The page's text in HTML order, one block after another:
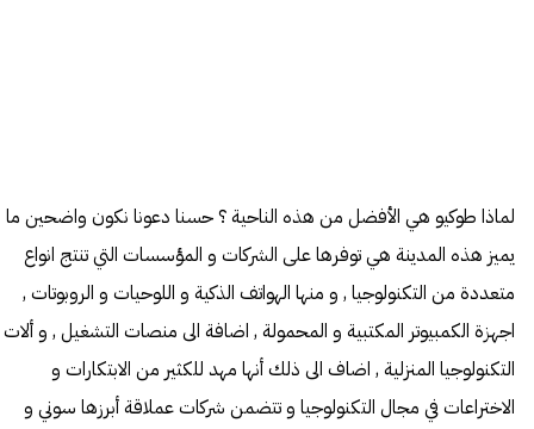
لماذا طوكيو هي الأفضل من هذه الناحية ؟ حسنا دعونا نكون واضحين ما
يميز هذه المدينة هي توفرها على الشركات و المؤسسات التي تنتج انواع
متعددة من التكنولوجيا , و منها الهواتف الذكية و اللوحيات و الروبوتات ,
اجهزة الكمبيوتر المكتبية و المحمولة , اضافة الى منصات التشغيل , و ألات
التكنولوجيا المنزلية , اضاف الى ذلك أنها مهد للكثير من الابتكارات و
الاختراعات في مجال التكنولوجيا و تتضمن شركات عملاقة أبرزها سوني و